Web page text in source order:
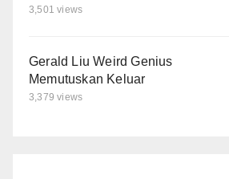
3,501 views
Gerald Liu Weird Genius
Memutuskan Keluar
3,379 views